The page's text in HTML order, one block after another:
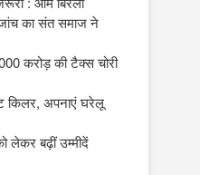
का संत समाज ने
करोड़ की टैक्स चोरी
किलर, अपनाएं घरेलू
लेकर बढ़ीं उम्मीदें